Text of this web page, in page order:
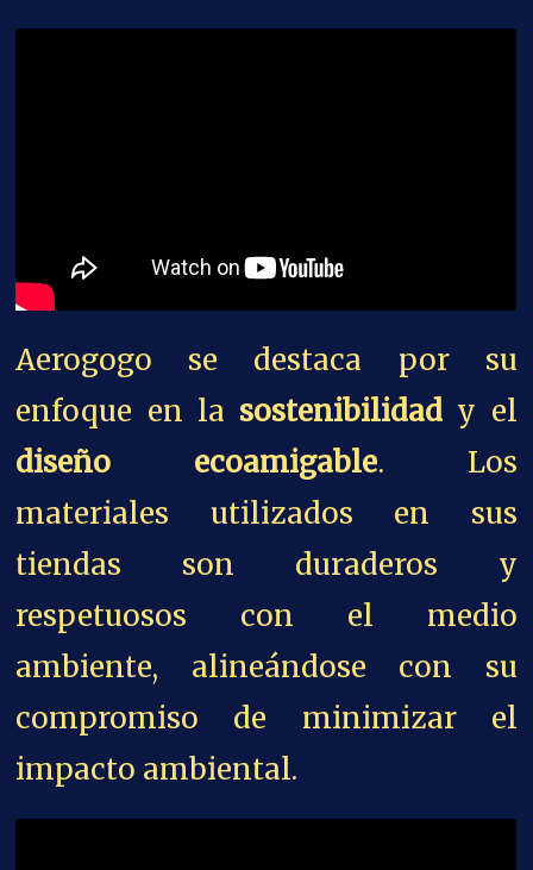
Aerogogo se destaca por su
enfoque en la sostenibilidad y el
diseño ecoamigable. Los
materiales utilizados en sus
tiendas son duraderos y
respetuosos con el medio
ambiente, alineándose con su
compromiso de minimizar el
impacto ambiental.